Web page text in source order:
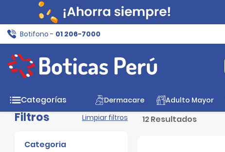
Botifono - 01 206-7000
Categorías Dermacare Adulto Mayor
Filtros Limpiar filtros
Categoria
12 Resultados